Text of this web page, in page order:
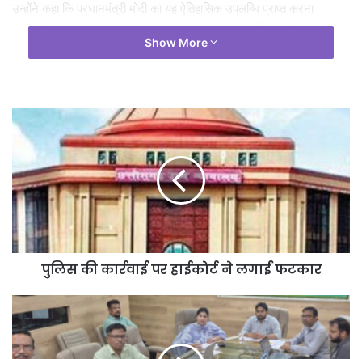
उन्होंने कहा कि प्रधानमंत्री मोदी का यह ऐतिहासिक उपलब्धि प्राप्त करना
लोकतांत्रिक व्यवस्था में जनता के अटूट विश्वास, उनके समर्पित कार्यों एवं राष्ट्रहित
के प्रति प्रतिबद्धता का प्रतीक है। देश के करोड़ों नागरिकों का विश्वास और
ने बधाई दी- भारत की निरंतर प्रगति के लिए की अरदास की
छत्तीसगढ़ सिक्ख समाज के प्रदेश अध्यक्ष सुखबीर सिंह सिंघोत्रा, समाज के अन्य
प्रमुख सदस्यों नरेंद्र सिंह हरगोत्रा, स्वर्ण सिंह चावला, कुलवंत सिंह खालसा,
मनजीत सिंह भाटिया, देवेंद्र सिंह चावला, रणजीत सिंह खनूजा, अमृत सिंह सूर,
जसप्रीत सिंह चावला, इंदर पाल सिंह गांधी, गुरमीत सिंह छाबड़ा, मानवेंद्र सिंह
डडियाला, सवर्ण सिंह अजमानी,अत्तर सिंह, जागीर सिंह बावा ने कामना की है कि
प्रधानमंत्री नरेंद्र मोदी के नेतृत्व में भारत निरंतर प्रगति, समृद्धि और विश्वगुरु
बनने की दिशा में आगे बढ़ता रहे तथा देशवासियों को विकास एवं सुशासन का लाभ
मिलता रहे।
Show More
पुलिस की कार्रवाई पर हाईकोर्ट ने लगाईं फटकार